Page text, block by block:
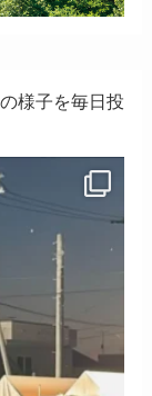
様子を毎日投